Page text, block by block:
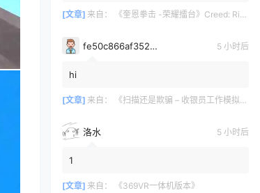
[文章] 来自： 《奎恩拳击 -荣耀擂台》Creed: Rise to Glory
fe50c866af35290a170a6675cb0d97d11678 5 小时后
hi
[文章] 来自： 《扫描还是欺骗 – 收银员工作模拟器》Scan or Scam – Cashier Job Simulator
洛水 5 小时后
1
[文章] 来自： 《369VR一体机版本》